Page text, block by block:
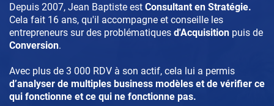
Depuis 2007, Jean Baptiste est Consultant en Stratégie.
Cela fait 16 ans, qu'il accompagne et conseille les
entrepreneurs sur des problématiques d'Acquisition puis de
Conversion.
Avec plus de 3 000 RDV à son actif, cela lui a permis
d’analyser de multiples business modèles et de vérifier ce
qui fonctionne et ce qui ne fonctionne pas.